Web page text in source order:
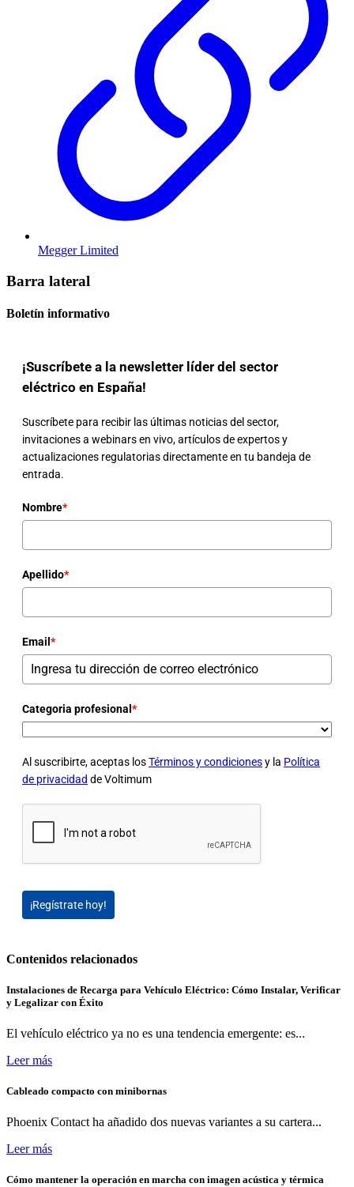
Megger Limited
Barra lateral
Boletín informativo
¡Suscríbete a la newsletter líder del sector
eléctrico en España!
Suscríbete para recibir las últimas noticias del sector,
invitaciones a webinars en vivo, artículos de expertos y
actualizaciones regulatorias directamente en tu bandeja de
entrada.
Nombre*
Apellido*
Email *
Categoria profesional *
Al suscribirte, aceptas losTérminos y condicionesy la Política
de privacidad de Voltimum
¡Regístrate hoy!
Contenidos relacionados
Instalaciones de Recarga para Vehículo Eléctrico: Cómo Instalar, Verificar
y Legalizar con Éxito
El vehículo eléctrico ya no es una tendencia emergente: es...
Leer más
Cableado compacto con minibornas
Phoenix Contact ha añadido dos nuevas variantes a su cartera...
Leer más
Cómo mantener la operación en marcha con imagen acústica y térmica